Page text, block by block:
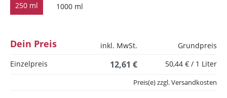
250 ml 1000 ml
Dein Preis inkl. MwSt.
Grundpreis
Einzelpreis
12,61 € 50,44 € / 1 Liter
Preis(e) zzgl. Versandkosten